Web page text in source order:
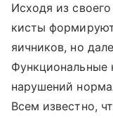
Исходя из
кисты
яичников, но
Функциональные
нарушений
Всем известно,